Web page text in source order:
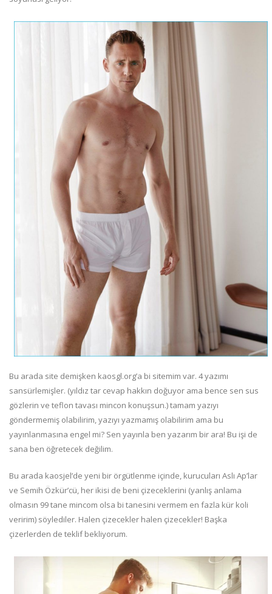
Bu arada site demişken kaosgl.org’a bi sitemim var. 4 yazımı
sansürlemişler. (yıldız tar cevap hakkın doğuyor ama bence sen sus
gözlerin ve teflon tavası mincon konuşsun.) tamam yazıyı
göndermemiş olabilirim, yazıyı yazmamış olabilirim ama bu
yayınlanmasına engel mi? Sen yayınla ben yazarım bir ara! Bu işi de
sana ben öğretecek değilim.
Bu arada kaosjel’de yeni bir örgütlenme içinde, kurucuları Aslı Ap’lar
ve Semih Özkür’cü, her ikisi de beni çizeceklerini (yanlış anlama
olmasın 99 tane mincom olsa bi tanesini vermem en fazla kür koli
veririm) söylediler. Halen çizecekler halen çizecekler! Başka
çizerlerden de teklif bekliyorum.